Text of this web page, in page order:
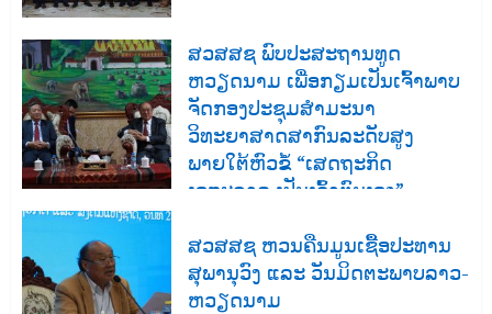
ສວສສຊ ພົບປະສະຖານທູດ
ຫວຽດນາມ ເພື່ອກຽມເປັນເຈົ້າພາບ
ຈັດກອງປະຊຸມສຳມະນາ
ວິທະຍາສາດສາກົນລະດັບສູງ
ພາຍໃຕ້ຫົວຂໍ້ “ເສດຖະກິດ
ເອກະລາດ ເປັນເຈົ້າຕົນເອງ”
ສວສສຊ ຫວນຄືນມູນເຊື້ອປະທານ
ສຸພານຸວົງ ແລະ ວັນມິດຕະພາບລາວ-
ຫວຽດນາມ